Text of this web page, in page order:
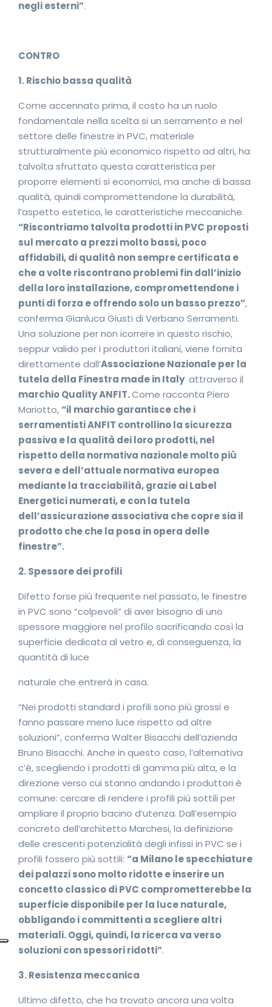
negli esterni”.
CONTRO
1. Rischio bassa qualità
Come accennato prima, il costo ha un ruolo
fondamentale nella scelta si un serramento e nel
settore delle finestre in PVC, materiale
strutturalmente più economico rispetto ad altri, ha
talvolta sfruttato questa caratteristica per
proporre elementi si economici, ma anche di bassa
qualità, quindi compromettendone la durabilità,
l’aspetto estetico, le caratteristiche meccaniche.
“Riscontriamo talvolta prodotti in PVC proposti
sul mercato a prezzi molto bassi, poco
affidabili, di qualità non sempre certificata e
che a volte riscontrano problemi fin dall’inizio
della loro installazione, compromettendone i
punti di forza e offrendo solo un basso prezzo”,
conferma Gianluca Giusti di Verbano Serramenti.
Una soluzione per non icorrere in questo rischio,
seppur valido per i produttori italiani, viene fornita
direttamente dall’Associazione Nazionale per la
tutela della Finestra made in Italy attraverso il
marchio Quality ANFIT.Come racconta Piero
Mariotto,“il marchio garantisce che i
serramentisti ANFIT controllino la sicurezza
passiva e la qualità dei loro prodotti, nel
rispetto della normativa nazionale molto più
severa e dell’attuale normativa europea
mediante la tracciabilità, grazie ai Label
Energetici numerati, e con la tutela
dell’assicurazione associativa che copre sia il
prodotto che che la posa in opera delle
finestre”.
2. Spessore dei profili
Difetto forse più frequente nel passato, le finestre
in PVC sono “colpevoli” di aver bisogno di uno
spessore maggiore nel profilo sacrificando così la
superficie dedicata al vetro e, di conseguenza, la
quantità di luce
naturale che entrerà in casa.
“Nei prodotti standard i profili sono più grossi e
fanno passare meno luce rispetto ad altre
soluzioni”, conferma Walter Bisacchi dell’azienda
Bruno Bisacchi. Anche in questo caso, l’alternativa
c’è, scegliendo i prodotti di gamma più alta, e la
direzione verso cui stanno andando i produttori è
comune: cercare di rendere i profili più sottili per
ampliare il proprio bacino d’utenza. Dall’esempio
concreto dell’architetto Marchesi, la definizione
delle crescenti potenzialità degli infissi in PVC se i
profili fossero più sottili: “a Milano le specchiature
dei palazzi sono molto ridotte e inserire un
concetto classico di PVC comprometterebbe la
superficie disponibile per la luce naturale,
obbligando i committenti a scegliere altri
materiali. Oggi, quindi, la ricerca va verso
soluzioni con spessori ridotti”.
3. Resistenza meccanica
Ultimo difetto, che ha trovato ancora una volta